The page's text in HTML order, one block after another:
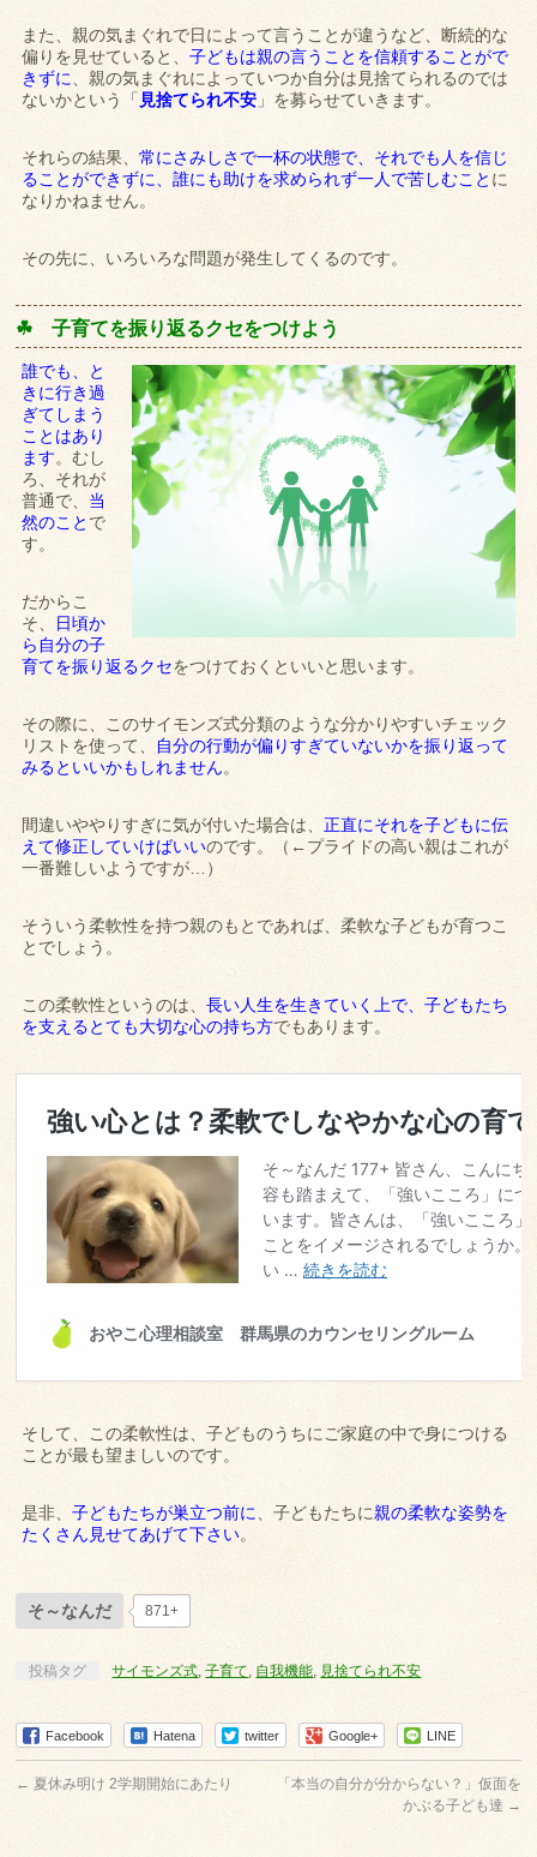
また、親の気まぐれで日によって言うことが違うなど、断続的な
偏りを見せていると、子どもは親の言うことを信頼することがで
きずに
、親の気まぐれによっていつか自分は見捨てられるのでは
ないかという「 見捨てられ不安 」を募らせていきます。
それらの結果、常にさみしさで一杯の状態で、それでも人を信じ
ることができずに、誰にも助けを求められず一人で苦しむこと に
なりかねません。
その先に、いろいろな問題が発生してくるのです。
☘ 子育てを振り返るクセをつけよう
誰でも、と
きに行き過
ぎてしまう
ことはあり
ます。むし
ろ、それが
普通で、 当
然のこと で
す。
だからこ
そ、 日頃か
ら自分の子
育てを振り返るクセをつけておくといいと思います。
その際に、このサイモンズ式分類のような分かりやすいチェック
リストを使って、 自分の行動が偏りすぎていないかを振り返って
みるといいかもしれません。
間違いややりすぎに気が付いた場合は、正直にそれを子どもに伝
えて修正していけばいいのです。（←プライドの高い親はこれが
一番難しいようですが…）
そういう柔軟性を持つ親のもとであれば、柔軟な子どもが育つこ
とでしょう。
この柔軟性というのは、長い人生を生きていく上で、子どもたち
を支えるとても大切な心の持ち方でもあります。
そして、この柔軟性は、子どものうちにご家庭の中で身につける
ことが最も望ましいのです。
是非、子どもたちが巣立つ前に 、子どもたちに親の柔軟な姿勢を
たくさん見せてあげて下さい。
そ～なんだ 871+
投稿タグ サイモンズ式,子育て, 自我機能, 見捨てられ不安
Facebook Hatena twitter Google+ LINE
← 夏休み明け 2学期開始にあたり
「本当の自分が分からない？」仮面を
かぶる子ども達 →